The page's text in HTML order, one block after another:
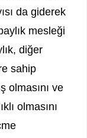
da giderek
mesleği
diğer
sahip
olmasını ve
olmasını